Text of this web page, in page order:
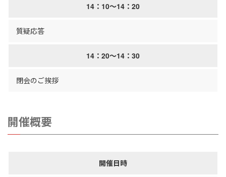
14：10～14：20
質疑応答
14：20～14：30
閉会のご挨拶
開催概要
開催日時